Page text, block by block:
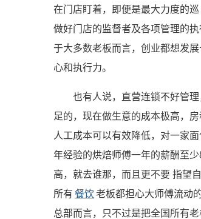
在门店盯着，即便是最大力度的
做好门店的监督者及各项管理的
于大多数老板而言，创业都想发
心和执行力。
也有人说，直营连锁不好管
足的，现在做生意的成本极高，
人工成本可以有效降低，对一家
年经验的烘焙师傅一年的薪酬至
高，就去谁那，而且更不要 指望
所有 餐饮 老板都担心大师傅流动
总部而言，只不过是把全国所有